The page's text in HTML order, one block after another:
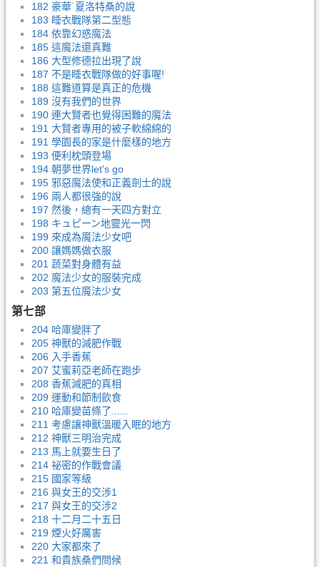
182 豪華˙夏洛特桑的說
183 睡衣戰隊第二型態
184 依靠幻惑魔法
185 這魔法還真難
186 大型修德拉出現了說
187 不是睡衣戰隊做的好事喔!
188 這難道算是真正的危機
189 沒有我們的世界
190 連大賢者也覺得困難的魔法
191 大賢者專用的被子軟綿綿的
191 學園長的家是什麼樣的地方
193 便利枕頭登場
194 朝夢世界let's go
195 邪惡魔法使和正義劍士的說
196 兩人都很強的說
197 然後，總有一天四方對立
198 キュピーン地靈光一閃
199 來成為魔法少女吧
200 讓媽媽做衣服
201 蔬菜對身體有益
202 魔法少女的服裝完成
203 第五位魔法少女
第七部
204 哈庫變胖了
205 神獸的減肥作戰
206 入手香蕉
207 艾蜜莉亞老師在跑步
208 香蕉減肥的真相
209 運動和節制飲食
210 哈庫變苗條了......
211 考慮讓神獸溫暖入眠的地方
212 神獸三明治完成
213 馬上就要生日了
214 祕密的作戰會議
215 國家等級
216 與女王的交涉1
217 與女王的交涉2
218 十二月二十五日
219 煙火好厲害
220 大家都來了
221 和貴族桑們問候